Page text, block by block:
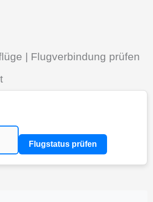
| Flugverbindung prüfen
Flugstatus prüfen